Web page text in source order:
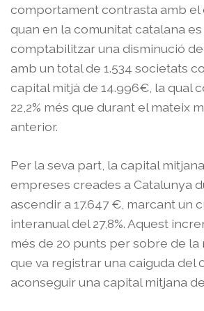
comportament contrasta amb el
quan en la comunitat catalana es
comptabilitzar una disminució del
amb un total de 1.534 societats
capital mitjà de 14.996€, la qual
22,2% més que durant el mateix
anterior.
Per la seva part, la capital
empreses creades a Catalunya
ascendir a 17.647 €, marcant un
interanual del 27,8%. Aquest
més de 20 punts per sobre de la
que va registrar una caiguda del
aconseguir una capital mitjana